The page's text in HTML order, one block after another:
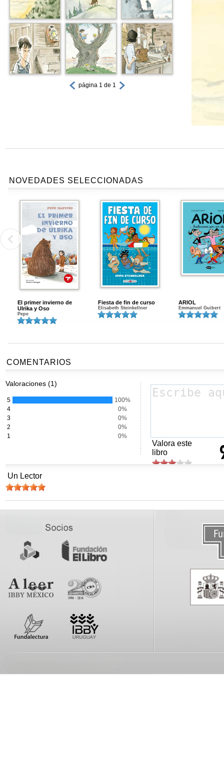
página 1 de 1
NOVEDADES SELECCIONADAS
El primer invierno de
Ulrika y Oso
Pepe
Fiesta de fin de curso
Elisabeth Steinkellner
ARIOL
Emmanuel Guibert
COMENTARIOS
Valoraciones (1)
5
100%
4
0%
3
0%
2
0%
1
0%
Valora este
libro
Un Lector